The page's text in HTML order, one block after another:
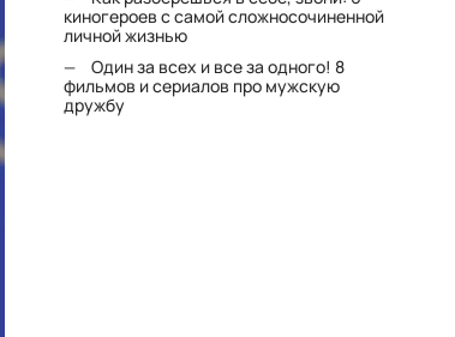
киногероев с самой сложносочиненной
личной жизнью
Один за всех и все за одного! 8
фильмов и сериалов про мужскую
дружбу